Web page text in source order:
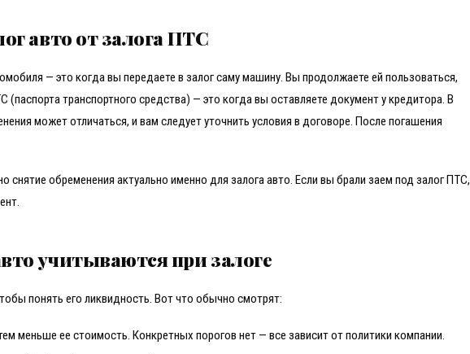
авто от залога ПТС
— это когда вы передаете в залог саму машину. Вы продолжаете ей пользоваться,
(паспорта транспортного средства) — это когда вы оставляете документ у кредитора. В
может отличаться, и вам следует уточнить условия в договоре. После погашения
обременения актуально именно для залога авто. Если вы брали заем под залог ПТС,
учитываются при залоге
понять его ликвидность. Вот что обычно смотрят:
меньше ее стоимость. Конкретных порогов нет — все зависит от политики компании.